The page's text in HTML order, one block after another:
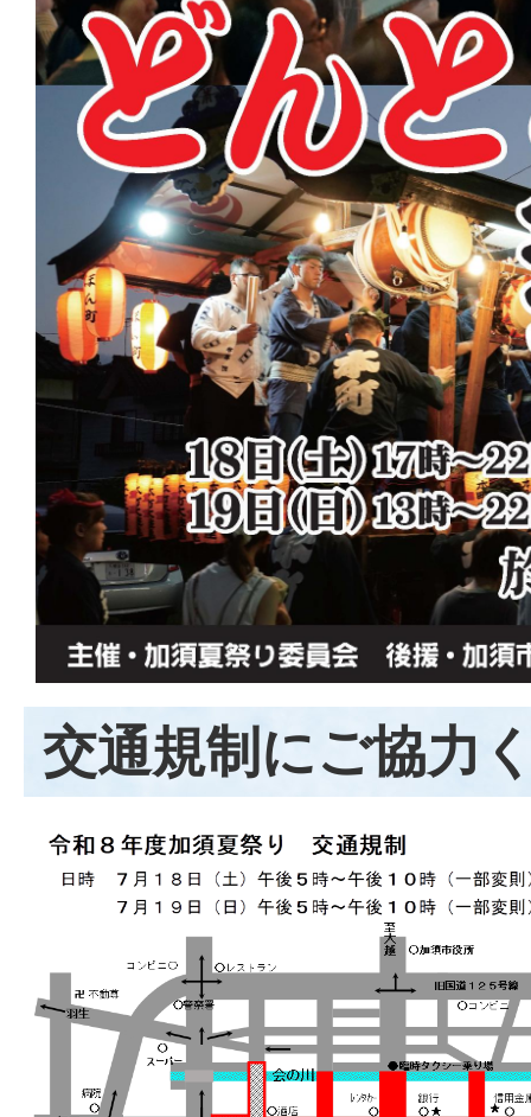
交通規制にご協力